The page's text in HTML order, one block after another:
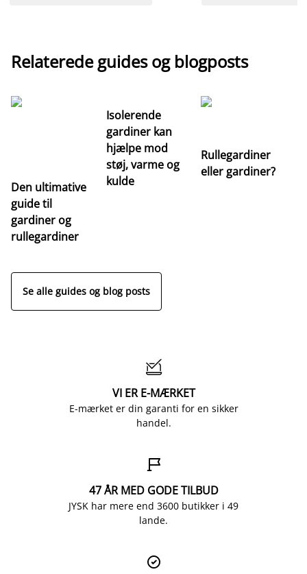
Relaterede guides og blogposts
Den ultimative
guide til
gardiner og
rullegardiner
Isolerende
gardiner kan
hjælpe mod
støj, varme og
kulde
Rullegardiner
eller gardiner?
Se alle guides og blog posts

VI ER E-MÆRKET
E-mærket er din garanti for en sikker
handel.

47 ÅR MED GODE TILBUD
JYSK har mere end 3600 butikker i 49
lande.
